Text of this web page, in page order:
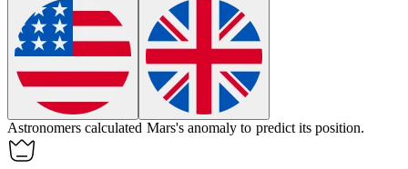
Astronomers calculated Mars's anomaly to predict its position.